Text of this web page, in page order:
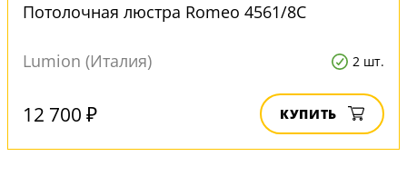
Потолочная люстра Romeo 4561/8C
Lumion (Италия) 2 шт.
12 700 ₽ КУПИТЬ